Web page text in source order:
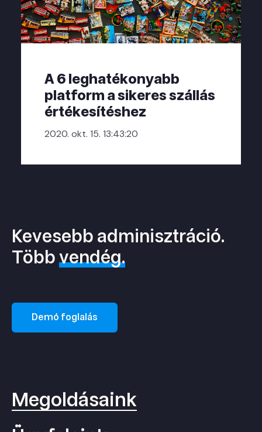
A 6 leghatékonyabb
platform a sikeres szállás
értékesítéshez
2020. okt. 15. 13:43:20
Kevesebb adminisztráció.
Többvendég.
Demó foglalás
Megoldásaink